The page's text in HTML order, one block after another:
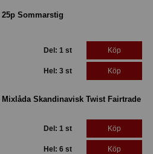
Sommarstig
Del: 1 st Köp
Hel: 3 st Köp
Skandinavisk Twist Fairtrade
Del: 1 st Köp
Hel: 6 st Köp